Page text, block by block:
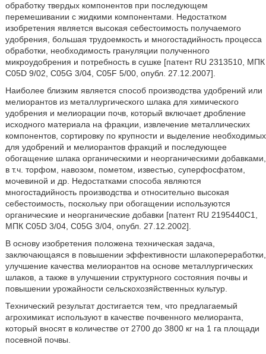
обработку твердых компонентов при последующем
перемешивании с жидкими компонентами. Недостатком
изобретения является высокая себестоимость получаемого
удобрения, большая трудоемкость и многостадийность процесса
обработки, необходимость грануляции полученного
микроудобрения и потребность в сушке [патент RU 2313510, МПК
C05D 9/02, C05G 3/04, C05F 5/00, опубл. 27.12.2007].
Наиболее близким является способ производства удобрений или
мелиорантов из металлургического шлака для химического
удобрения и мелиорации почв, который включает дробление
исходного материала на фракции, извлечение металлических
компонентов, сортировку по крупности и выделение необходимых
для удобрений и мелиорантов фракций и последующее
обогащение шлака органическими и неорганическими добавками,
в т.ч. торфом, навозом, пометом, известью, суперфосфатом,
мочевиной и др. Недостатками способа являются
многостадийность производства и относительно высокая
себестоимость, поскольку при обогащении используются
органические и неорганические добавки [патент RU 2195440С1,
МПК C05D 3/04, C05G 3/04, опубл. 27.12.2002].
В основу изобретения положена техническая задача,
заключающаяся в повышении эффективности шлакопереработки,
улучшение качества мелиорантов на основе металлургических
шлаков, а также в улучшении структурного состояния почвы и
повышении урожайности сельскохозяйственных культур.
Технический результат достигается тем, что предлагаемый
агрохимикат используют в качестве почвенного мелиоранта,
который вносят в количестве от 2700 до 3800 кг на 1 га площади
посевной почвы.